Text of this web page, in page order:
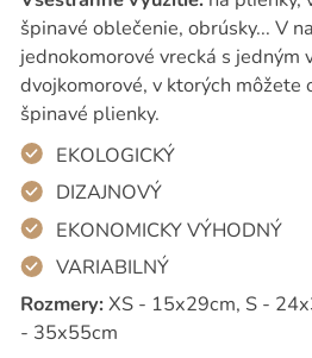
špinavé oblečenie, obrúsky... V
jednokomorové vrecká s jedným
dvojkomorové, v ktorých môžete
špinavé plienky.
EKOLOGICKÝ
DIZAJNOVÝ
EKONOMICKY VÝHODNÝ
VARIABILNÝ
Rozmery:XS - 15x29cm, S -
- 35x55cm